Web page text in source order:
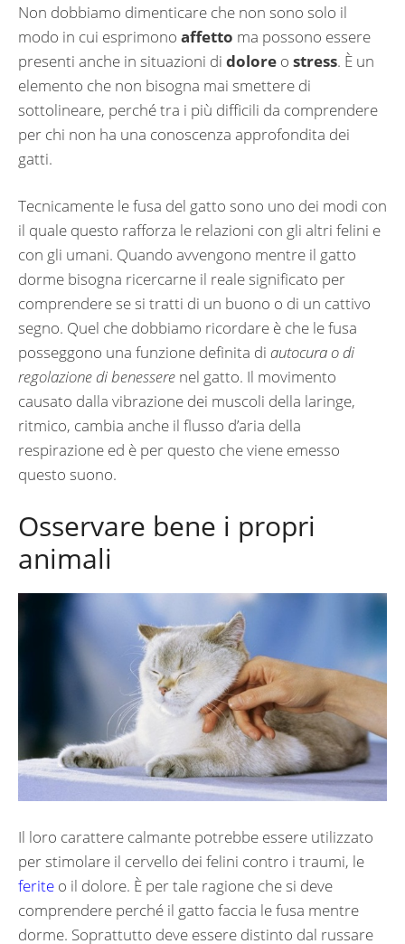
Non dobbiamo dimenticare che non sono solo il
modo in cui esprimono affetto ma possono essere
presenti anche in situazioni di dolore o stress. È un
elemento che non bisogna mai smettere di
sottolineare, perché tra i più difficili da comprendere
per chi non ha una conoscenza approfondita dei
gatti.
Tecnicamente le fusa del gatto sono uno dei modi con
il quale questo rafforza le relazioni con gli altri felini e
con gli umani. Quando avvengono mentre il gatto
dorme bisogna ricercarne il reale significato per
comprendere se si tratti di un buono o di un cattivo
segno. Quel che dobbiamo ricordare è che le fusa
posseggono una funzione definita di autocura o di
regolazione di benessere nel gatto. Il movimento
causato dalla vibrazione dei muscoli della laringe,
ritmico, cambia anche il flusso d’aria della
respirazione ed è per questo che viene emesso
questo suono.
Osservare bene i propri
animali
Il loro carattere calmante potrebbe essere utilizzato
per stimolare il cervello dei felini contro i traumi, le
ferite o il dolore. È per tale ragione che si deve
comprendere perché il gatto faccia le fusa mentre
dorme. Soprattutto deve essere distinto dal russare